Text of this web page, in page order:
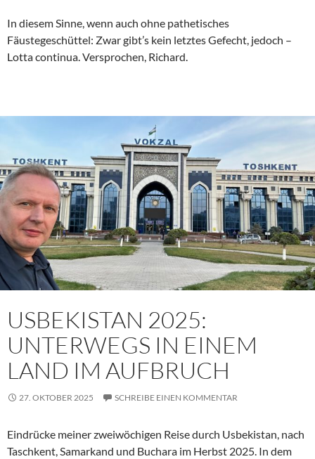
In diesem Sinne, wenn auch ohne pathetisches
Fäustegeschüttel: Zwar gibt’s kein letztes Gefecht, jedoch –
Lotta continua. Versprochen, Richard.
USBEKISTAN 2025:
UNTERWEGS IN EINEM
LAND IM AUFBRUCH
27. OKTOBER 2025 SCHREIBE EINEN KOMMENTAR
Eindrücke meiner zweiwöchigen Reise durch Usbekistan, nach
Taschkent, Samarkand und Buchara im Herbst 2025. In dem